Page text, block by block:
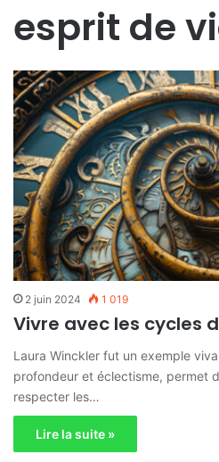
esprit de
2 juin 2024 1 019
Vivre avec les cycles
Laura Winckler fut un exemple
profondeur et éclectisme, permet
respecter les…
Lire la suite »